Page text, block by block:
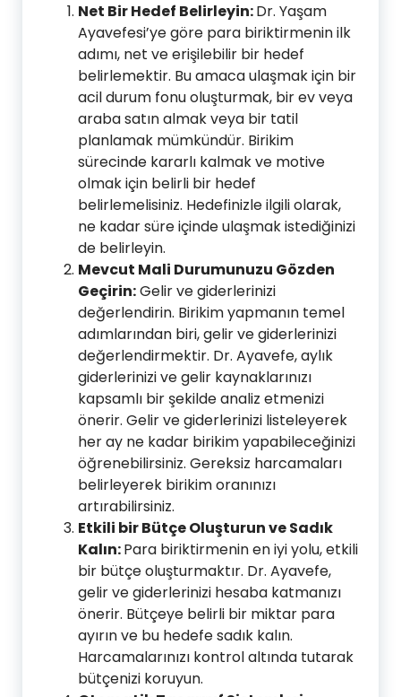
Net Bir Hedef Belirleyin:Dr. Yaşam
Ayavefesi’ye göre para biriktirmenin ilk
adımı, net ve erişilebilir bir hedef
belirlemektir. Bu amaca ulaşmak için bir
acil durum fonu oluşturmak, bir ev veya
araba satın almak veya bir tatil
planlamak mümkündür. Birikim
sürecinde kararlı kalmak ve motive
olmak için belirli bir hedef
belirlemelisiniz. Hedefinizle ilgili olarak,
ne kadar süre içinde ulaşmak istediğinizi
de belirleyin.
Mevcut Mali Durumunuzu Gözden
Geçirin:Gelir ve giderlerinizi
değerlendirin. Birikim yapmanın temel
adımlarından biri, gelir ve giderlerinizi
değerlendirmektir. Dr. Ayavefe, aylık
giderlerinizi ve gelir kaynaklarınızı
kapsamlı bir şekilde analiz etmenizi
önerir. Gelir ve giderlerinizi listeleyerek
her ay ne kadar birikim yapabileceğinizi
öğrenebilirsiniz. Gereksiz harcamaları
belirleyerek birikim oranınızı
artırabilirsiniz.
Etkili bir Bütçe Oluşturun ve Sadık
Kalın:Para biriktirmenin en iyi yolu, etkili
bir bütçe oluşturmaktır. Dr. Ayavefe,
gelir ve giderlerinizi hesaba katmanızı
önerir. Bütçeye belirli bir miktar para
ayırın ve bu hedefe sadık kalın.
Harcamalarınızı kontrol altında tutarak
bütçenizi koruyun.